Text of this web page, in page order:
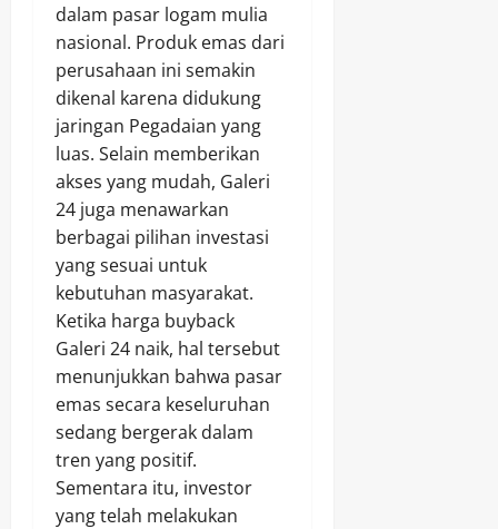
dalam pasar logam mulia
nasional. Produk emas dari
perusahaan ini semakin
dikenal karena didukung
jaringan Pegadaian yang
luas. Selain memberikan
akses yang mudah, Galeri
24 juga menawarkan
berbagai pilihan investasi
yang sesuai untuk
kebutuhan masyarakat.
Ketika harga buyback
Galeri 24 naik, hal tersebut
menunjukkan bahwa pasar
emas secara keseluruhan
sedang bergerak dalam
tren yang positif.
Sementara itu, investor
yang telah melakukan